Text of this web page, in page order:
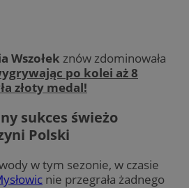
Wszołek znów zdominowała
po kolei aż 8
złoty medal!
sukces świeżo
Polski
w tym sezonie, w czasie
nie przegrała żadnego